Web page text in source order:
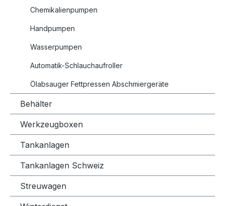
Chemikalienpumpen
Handpumpen
Wasserpumpen
Automatik-Schlauchaufroller
Ölabsauger Fettpressen Abschmiergeräte
Behälter
Werkzeugboxen
Tankanlagen
Tankanlagen Schweiz
Streuwagen